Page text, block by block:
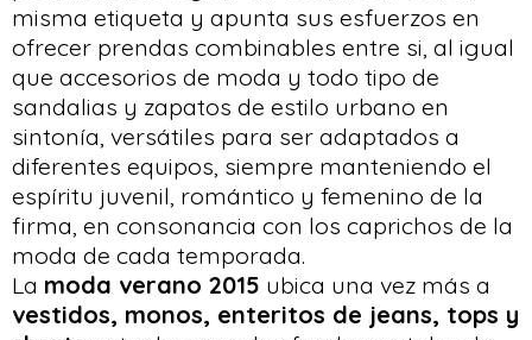
misma etiqueta y apunta sus esfuerzos en
ofrecer prendas combinables entre si, al igual
que accesorios de moda y todo tipo de
sandalias y zapatos de estilo urbano en
sintonía, versátiles para ser adaptados a
diferentes equipos, siempre manteniendo el
espíritu juvenil, romántico y femenino de la
firma, en consonancia con los caprichos de la
moda de cada temporada.
La moda verano 2015 ubica una vez más a
vestidos, monos, enteritos de jeans, tops y